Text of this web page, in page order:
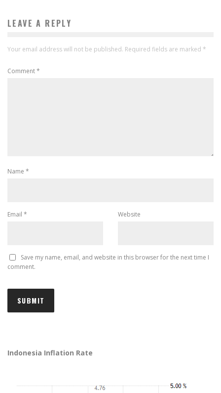
LEAVE A REPLY
Your email address will not be published. Required fields are marked *
Comment*
Name *
Email * Website
Save my name, email, and website in this browser for the next time I
comment.
Indonesia Inflation Rate